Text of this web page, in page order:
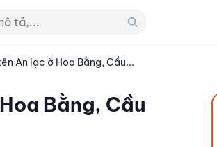
An lạc ở Hoa Bằng, Cầu...
Bằng, Cầu